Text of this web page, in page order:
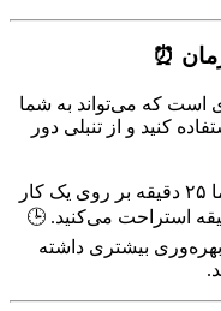
⏰
است که می‌تواند به شما
کنید و از تنبلی دور
: در این روش، شما ۲۵ دقیقه بر روی یک کار
می‌کنید و سپس ۵ دقیقه استراحت می‌کنید. 🕒
بیشتری داشته